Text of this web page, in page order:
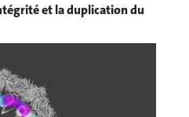
et la duplication du